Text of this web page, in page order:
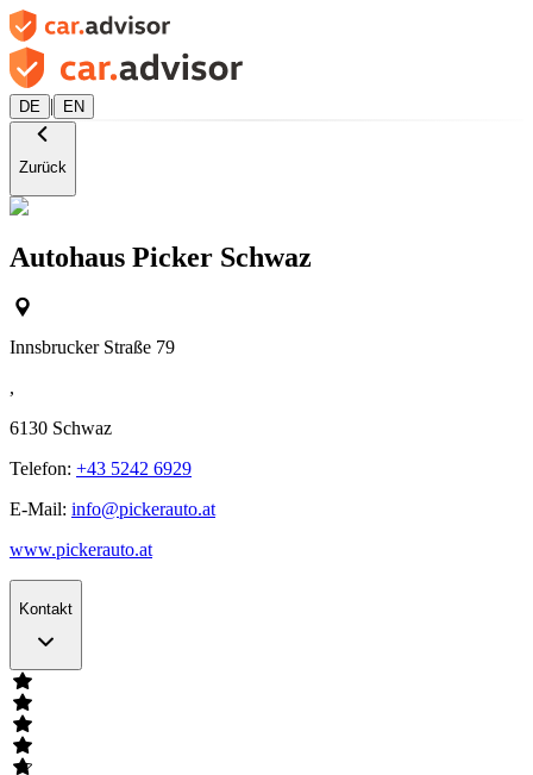
DE | EN
Zurück
Autohaus Picker Schwaz
Innsbrucker Straße 79
,
6130 Schwaz
Telefon: +43 5242 6929
E-Mail: info@pickerauto.at
www.pickerauto.at
Kontakt